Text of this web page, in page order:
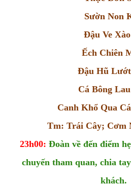
Sườn Non
Đậu Ve
Ếch Chiên
Đậu Hũ
Cá Bông
Canh Khổ Qua
Tm: Trái Cây; Cơm
23h00: Đoàn về đến điểm
chuyến tham quan, chia
khách.